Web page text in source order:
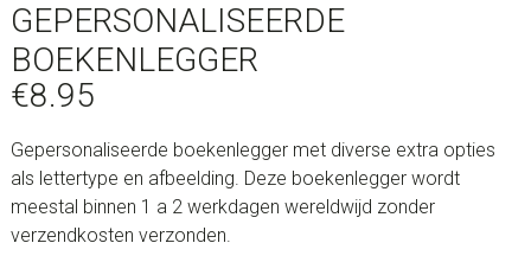
GEPERSONALISEERDE
BOEKENLEGGER
€8.95
Gepersonaliseerde boekenlegger met diverse extra opties
als lettertype en afbeelding. Deze boekenlegger wordt
meestal binnen 1 a 2 werkdagen wereldwijd zonder
verzendkosten verzonden.